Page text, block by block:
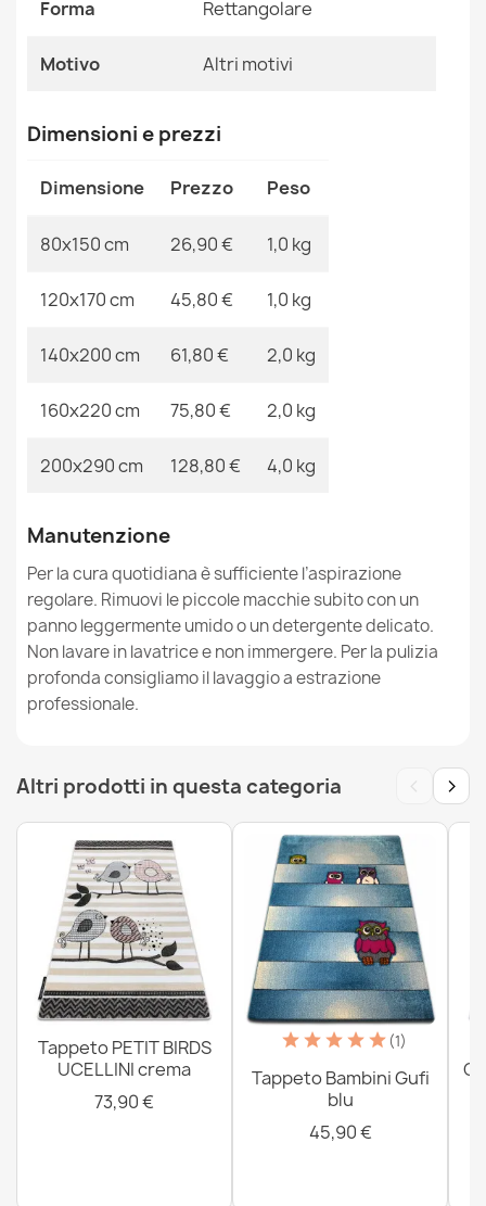
Tappeto lavabile BAMBINO Città, strade per bambini
26,90 €
Tappeto lavabile BAMBINO Villaggio, strade per bambini
antiscivolo - verde / marrone
Tappeto lavabile BAMBINO Animali, numeri per bambini
antiscivolo - grigio / giallo
26,90 €
26,90 €
Tappeto lavabile BAMBINO Punti per bambini antiscivolo
- bianca / marrone
26,90 €
Ean13 2000000119656
Forma Rettangolare
Motivo Altri motivi
Dimensioni e prezzi
Dimensione Prezzo Peso
80x150 cm 26,90 € 1,0 kg
120x170 cm 45,80 € 1,0 kg
140x200 cm 61,80 € 2,0 kg
160x220 cm 75,80 € 2,0 kg
200x290 cm 128,80 € 4,0 kg
Manutenzione
Per la cura quotidiana è sufficiente l’aspirazione
regolare. Rimuovi le piccole macchie subito con un
panno leggermente umido o un detergente delicato.
Non lavare in lavatrice e non immergere. Per la pulizia
profonda consigliamo il lavaggio a estrazione
professionale.
Altri prodotti in questa categoria ‹ ›
Tappeto PETIT BIRDS
UCELLINI crema
73,90 €
(1)
Tappeto Bambini Gufi
blu
45,90 €